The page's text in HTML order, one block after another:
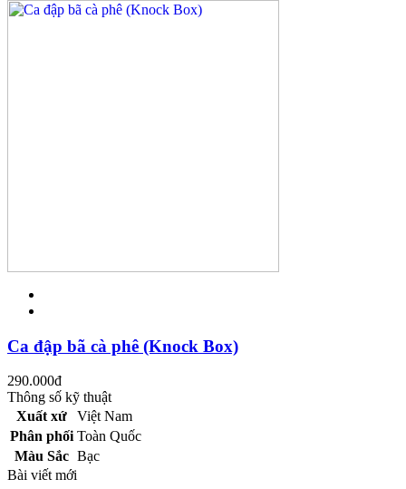
Ca đập bã cà phê (Knock Box)
290.000đ
Thông số kỹ thuật
Xuất xứ
Việt Nam
Phân phối Toàn Quốc
Màu Sắc Bạc
Bài viết mới